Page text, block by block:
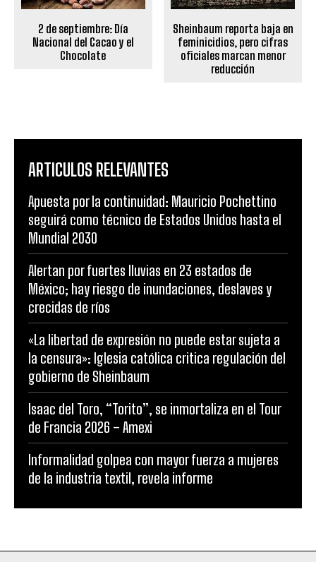
2 de septiembre: Día
Nacional del Cacao y el
Chocolate
Sheinbaum reporta baja en
feminicidios, pero cifras
oficiales marcan menor
reducción
ARTICULOS RELEVANTES
Apuesta por la continuidad: Mauricio Pochettino
seguirá como técnico de Estados Unidos hasta el
Mundial 2030
Alertan por fuertes lluvias en 23 estados de
México; hay riesgo de inundaciones, deslaves y
crecidas de ríos
«La libertad de expresión no puede estar sujeta a
la censura»: Iglesia católica critica regulación del
gobierno de Sheinbaum
Isaac del Toro, “Torito”, se inmortaliza en el Tour
de Francia 2026 – Amexi
Informalidad golpea con mayor fuerza a mujeres
de la industria textil, revela informe